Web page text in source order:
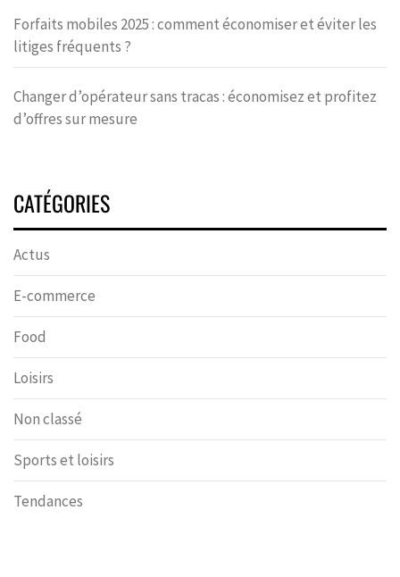
Forfaits mobiles 2025 : comment économiser et éviter les
litiges fréquents ?
Changer d’opérateur sans tracas : économisez et profitez
d’offres sur mesure
CATÉGORIES
Actus
E-commerce
Food
Loisirs
Non classé
Sports et loisirs
Tendances